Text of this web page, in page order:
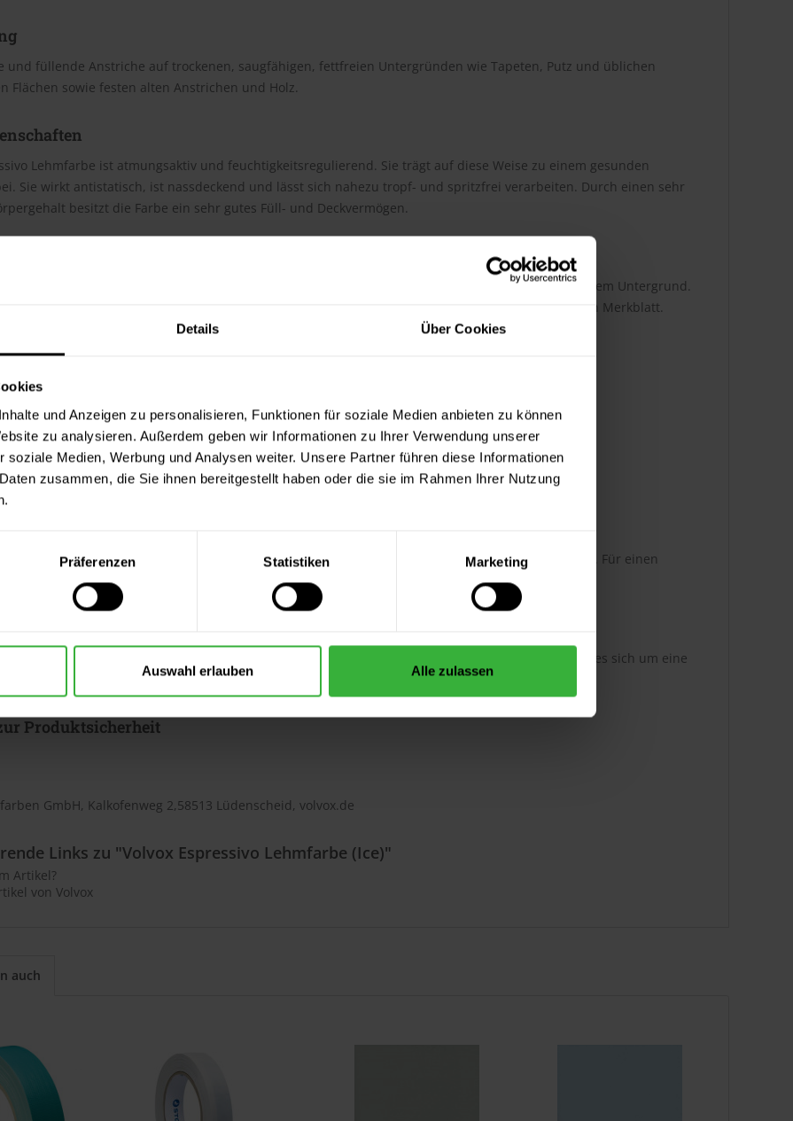
Details Über Cookies
und Anzeigen zu personalisieren, Funktionen für soziale Medien anbieten zu können
zu analysieren. Außerdem geben wir Informationen zu Ihrer Verwendung unserer
soziale Medien, Werbung und Analysen weiter. Unsere Partner führen diese Informationen
zusammen, die Sie ihnen bereitgestellt haben oder die sie im Rahmen Ihrer Nutzung
Präferenzen Statistiken Marketing
Auswahl erlauben Alle zulassen
und füllende Anstriche auf trockenen, saugfähigen, fettfreien Untergründen wie Tapeten, Putz und üblichen
Flächen sowie festen alten Anstrichen und Holz.
Lehmfarbe ist atmungsaktiv und feuchtigkeitsregulierend. Sie trägt auf diese Weise zu einem gesunden
Sie wirkt antistatisch, ist nassdeckend und lässt sich nahezu tropf- und spritzfrei verarbeiten. Durch einen sehr
besitzt die Farbe ein sehr gutes Füll- und Deckvermögen.
beträgt laut Hersteller ca. 6 m²/Liter. Der Verbrauch ist dabei abhängig von der Auftragsart und dem Untergrund.
handelt es sich um Richtwerte. Weitere Infos entnehmen Sie bitte dem technischen Merkblatt.
& Dokumente
Merkblatt (PDF)
Farbtondarstellung
Gründen kann die Farbtondarstellung an einem Monitor vom originalen Farbmuster abweichen. Für einen
Vergleich empfehlen wir eine originale Farbtonvorlage des Farbtons zu verwenden.
extra auf Ihren Wunsch hin über eine unserer Farbmischmaschinen angemischt. Damit handelt es sich um eine
und ist somit von einer Rückgabe ausgeschlossen.
Produktsicherheit
GmbH, Kalkofenweg 2,58513 Lüdenscheid, volvox.de
Links zu "Volvox Espressivo Lehmfarbe (Ice)"
Artikel?
von Volvox
auch